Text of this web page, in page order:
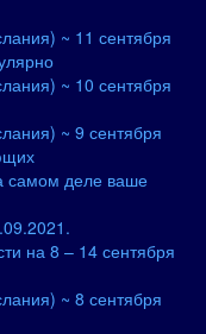
~ 11 сентября
~ 10 сентября
~ 9 сентября
самом деле ваше
на 8 – 14 сентября
~ 8 сентября